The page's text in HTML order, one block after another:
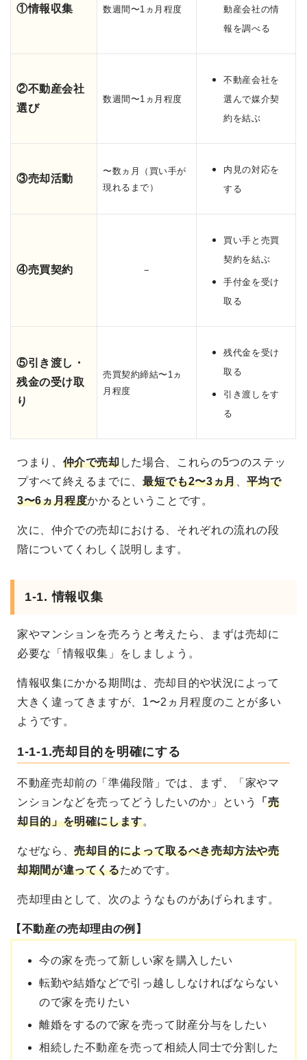
①情報収集 数週間〜1ヵ月程度
動産会社の情
報を調べる
②不動産会社
選び
数週間〜1ヵ月程度
不動産会社を
選んで媒介契
約を結ぶ
③売却活動
〜数ヵ月（買い手が
現れるまで）
内見の対応を
する
④売買契約 −
買い手と売買
契約を結ぶ
手付金を受け
取る
⑤引き渡し・
残金の受け取
り
売買契約締結〜1ヵ
月程度
残代金を受け
取る
引き渡しをす
る
つまり、 仲介で売却した場合、これらの5つのステッ
プすべて終えるまでに、最短でも2〜3ヵ月、平均で
3〜6ヵ月程度かかるということです。
次に、仲介での売却における、それぞれの流れの段
階についてくわしく説明します。
1-1. 情報収集
家やマンションを売ろうと考えたら、まずは売却に
必要な「情報収集」をしましょう。
情報収集にかかる期間は、売却目的や状況によって
大きく違ってきますが、1〜2ヵ月程度のことが多い
ようです。
1-1-1.売却目的を明確にする
不動産売却前の「準備段階」では、まず、「家やマ
ンションなどを売ってどうしたいのか」という
「売
却目的」を明確にします。
なぜなら、売却目的によって取るべき売却方法や売
却期間が違ってくるためです。
売却理由として、次のようなものがあげられます。
【不動産の売却理由の例】
今の家を売って新しい家を購入したい
転勤や結婚などで引っ越ししなければならない
ので家を売りたい
離婚をするので家を売って財産分与をしたい
相続した不動産を売って相続人同士で分割した